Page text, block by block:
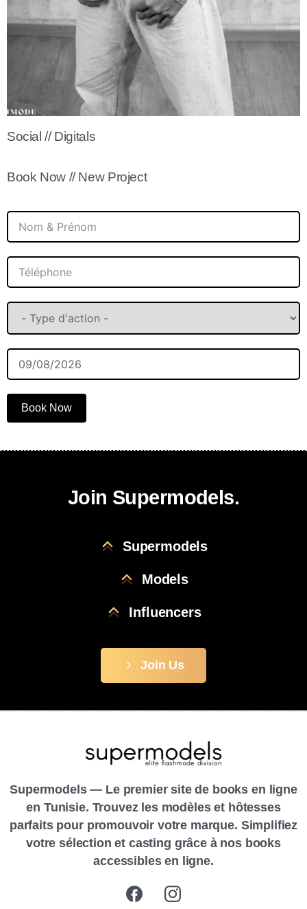
Social // Digitals
Book Now // New Project
Book Now
Join Supermodels.
Supermodels
Models
Influencers
Join Us
Supermodels — Le premier site de books en ligne
en Tunisie. Trouvez les modèles et hôtesses
parfaits pour promouvoir votre marque. Simplifiez
votre sélection et casting grâce à nos books
accessibles en ligne.